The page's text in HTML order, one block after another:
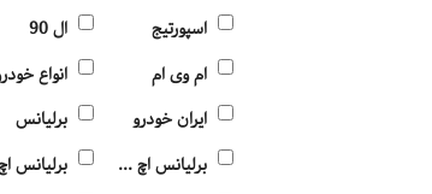
اسپورتیج
ال 90
ام وی ام
انواع
ایران خودرو
برلیانس
برلیانس اچ 320
برلیانس اچ